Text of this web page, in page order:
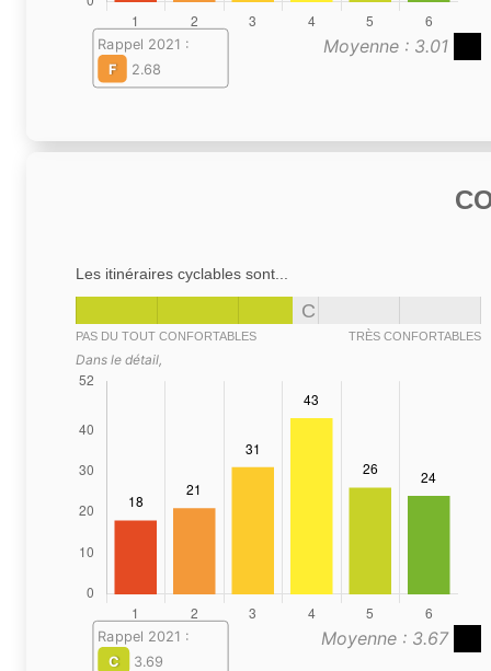
Moyenne : 3.01
Rappel 2021 :
F
2.68
Les itinéraires cyclables sont...
C
PAS DU TOUT CONFORTABLES TRÈS CONFORTABLES
Dans le détail,
Moyenne : 3.67
Rappel 2021 :
C
3.69